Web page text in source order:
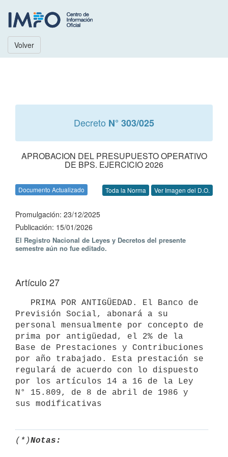
Volver
Decreto N° 303/025
APROBACION DEL PRESUPUESTO OPERATIVO
DE BPS. EJERCICIO 2026
Documento Actualizado Toda la Norma Ver Imagen del D.O.
Promulgación: 23/12/2025
Publicación: 15/01/2026
El Registro Nacional de Leyes y Decretos del presente
semestre aún no fue editado.
Artículo 27
Previsión Social, abonará a su
personal mensualmente por concepto de
prima por antigüedad, el 2% de la
Base de Prestaciones y Contribuciones
por año trabajado. Esta prestación se
regulará de acuerdo con lo dispuesto
por los artículos 14 a 16 de la Ley
N° 15.809, de 8 de abril de 1986 y
(*)Notas: